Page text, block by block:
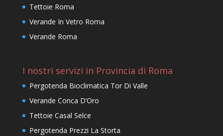
Tettoie Roma
Verande In Vetro Roma
Verande Roma
I nostri servizi in Provincia di Roma
Pergotenda Bioclimatica Tor Di Valle
Verande Conca D’Oro
Tettoie Casal Selce
Pergotenda Prezzi La Storta